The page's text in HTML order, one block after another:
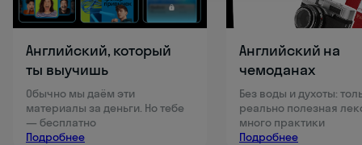
Английский, который
ты выучишь
Обычно мы даём эти
материалы за деньги. Но тебе
— бесплатно
Подробнее
Английский на
чемоданах
Без воды и духоты:
реально полезная
много практики
Подробнее